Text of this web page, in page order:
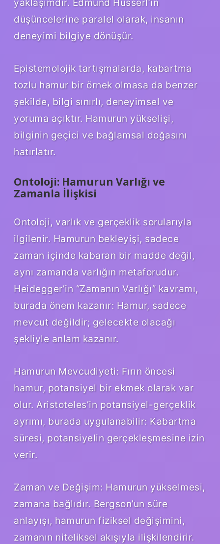
yaklaşımdır. Edmund Husserl’in
düşüncelerine paralel olarak, insanın
deneyimi bilgiye dönüşür.
Epistemolojik tartışmalarda, kabartma
tozlu hamur bir örnek olmasa da benzer
şekilde, bilgi sınırlı, deneyimsel ve
yoruma açıktır. Hamurun yükselişi,
bilginin geçici ve bağlamsal doğasını
hatırlatır.
Ontoloji: Hamurun Varlığı ve
Zamanla İlişkisi
Ontoloji, varlık ve gerçeklik sorularıyla
ilgilenir. Hamurun bekleyişi, sadece
zaman içinde kabaran bir madde değil,
aynı zamanda varlığın metaforudur.
Heidegger’in “Zamanın Varlığı” kavramı,
burada önem kazanır: Hamur, sadece
mevcut değildir; gelecekte olacağı
şekliyle anlam kazanır.
Hamurun Mevcudiyeti: Fırın öncesi
hamur, potansiyel bir ekmek olarak var
olur. Aristoteles’in potansiyel-gerçeklik
ayrımı, burada uygulanabilir: Kabartma
süresi, potansiyelin gerçekleşmesine izin
verir.
Zaman ve Değişim: Hamurun yükselmesi,
zamana bağlıdır. Bergson’un süre
anlayışı, hamurun fiziksel değişimini,
zamanın niteliksel akışıyla ilişkilendirir.